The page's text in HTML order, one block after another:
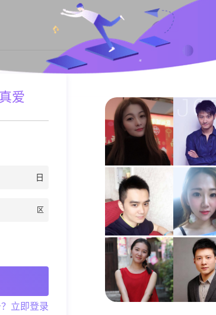
一直没有找到一个真正能生活在一起的他，借次平台希
私聊TA
家庭要有责任心的女人。目前我的工作是给人化妆，是一
私聊TA
爱
日
区
立即登录